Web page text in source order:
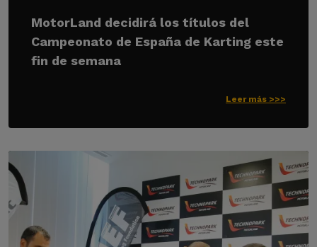
MotorLand decidirá los títulos del
Campeonato de España de Karting este
fin de semana
Leer más >>>